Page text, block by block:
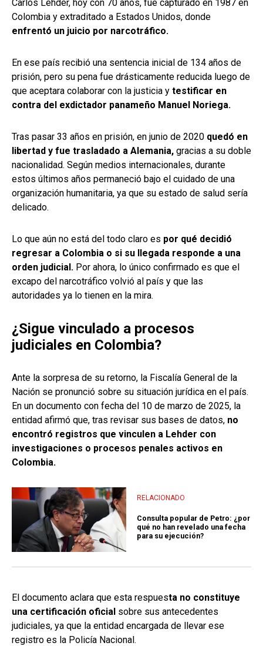
Carlos Lehder, hoy con 70 años, fue capturado en 1987 en
Colombia y extraditado a Estados Unidos, donde
enfrentó un juicio por narcotráfico.
En ese país recibió una sentencia inicial de 134 años de
prisión, pero su pena fue drásticamente reducida luego de
que aceptara colaborar con la justicia y testificar en
contra del exdictador panameño Manuel Noriega.
Tras pasar 33 años en prisión, en junio de 2020 quedó en
libertad y fue trasladado a Alemania, gracias a su doble
nacionalidad. Según medios internacionales, durante
estos últimos años permaneció bajo el cuidado de una
organización humanitaria, ya que su estado de salud sería
delicado.
Lo que aún no está del todo claro es por qué decidió
regresar a Colombia o si su llegada responde a una
orden judicial. Por ahora, lo único confirmado es que el
excapo del narcotráfico volvió al país y que las
autoridades ya lo tienen en la mira.
¿Sigue vinculado a procesos
judiciales en Colombia?
Ante la sorpresa de su retorno, la Fiscalía General de la
Nación se pronunció sobre su situación jurídica en el país.
En un documento con fecha del 10 de marzo de 2025, la
entidad afirmó que, tras revisar sus bases de datos, no
encontró registros que vinculen a Lehder con
investigaciones o procesos penales activos en
Colombia.
RELACIONADO
Consulta popular de Petro: ¿por
qué no han revelado una fecha
para su ejecución?
El documento aclara que esta respuesta no constituye
una certificación oficial sobre sus antecedentes
judiciales, ya que la entidad encargada de llevar ese
registro es la Policía Nacional.